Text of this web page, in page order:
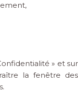
» et sur
la fenêtre des